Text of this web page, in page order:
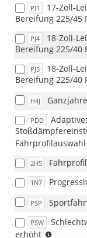
PI1
17-Zoll-
Bereifung 225/45
PJ4
18-Zoll-
Bereifung 225/40
PJ5
18-Zoll-
Bereifung 225/40
H4J
PDD
Fahrprofilauswahl
2H5
1N7
PSP
PSW
erhöht